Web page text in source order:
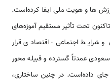
ها و هویت ملی ایفا کرده‌است.
تاکنون تحت تأثیر مستقیم آموزه‌های
اجتماعی- اقتصادی قرار
سعودی عمدتاً گسترده و قبیله محور
جای داده‌است. در چنین ساختاری،